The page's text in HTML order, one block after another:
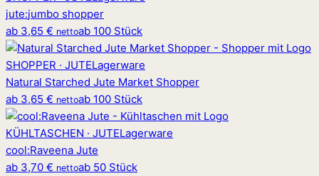
jute:jumbo shopper
ab 3,65 € nettoab 100 Stück
SHOPPER · JUTELagerware
Natural Starched Jute Market Shopper
ab 3,65 € nettoab 100 Stück
KÜHLTASCHEN · JUTELagerware
cool:Raveena Jute
ab 3,70 € nettoab 50 Stück